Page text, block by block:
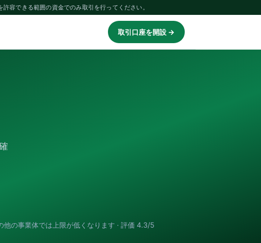
容できる範囲の資金でのみ取引を行ってください。
取引口座を開設 →
の事業体では上限が低くなります · 評価 4.3/5